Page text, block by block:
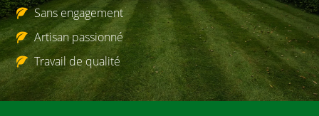
Sans engagement
Artisan passionné
Travail de qualité